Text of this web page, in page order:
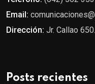
Email:
Dirección: Jr. Callao
Posts recientes